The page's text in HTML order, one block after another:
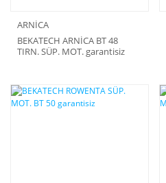
ARNİCA
BEKATECH ARNİCA BT 48
TIRN. SÜP. MOT. garantisiz